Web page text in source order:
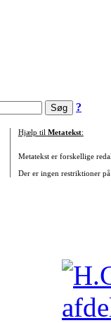
?
Hjælp til Metatekst:
Metatekst er forskellige
Der er ingen restriktioner